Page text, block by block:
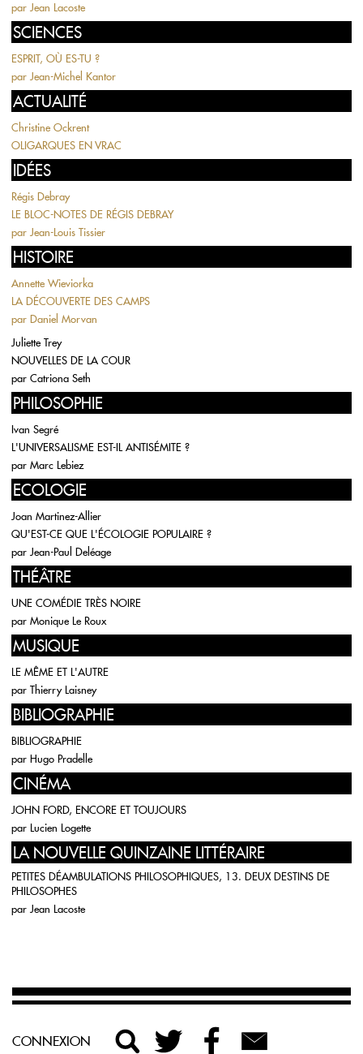
par Jean Lacoste
SCIENCES
ESPRIT, OÙ ES-TU ?
par Jean-Michel Kantor
ACTUALITÉ
Christine Ockrent
OLIGARQUES EN VRAC
IDÉES
Régis Debray
LE BLOC-NOTES DE RÉGIS DEBRAY
par Jean-Louis Tissier
HISTOIRE
Annette Wieviorka
LA DÉCOUVERTE DES CAMPS
par Daniel Morvan
Juliette Trey
NOUVELLES DE LA COUR
par Catriona Seth
PHILOSOPHIE
Ivan Segré
L'UNIVERSALISME EST-IL ANTISÉMITE ?
par Marc Lebiez
ECOLOGIE
Joan Martinez-Allier
QU'EST-CE QUE L'ÉCOLOGIE POPULAIRE ?
par Jean-Paul Deléage
THÉÂTRE
UNE COMÉDIE TRÈS NOIRE
par Monique Le Roux
MUSIQUE
LE MÊME ET L'AUTRE
par Thierry Laisney
BIBLIOGRAPHIE
BIBLIOGRAPHIE
par Hugo Pradelle
CINÉMA
JOHN FORD, ENCORE ET TOUJOURS
par Lucien Logette
LA NOUVELLE QUINZAINE LITTÉRAIRE
PETITES DÉAMBULATIONS PHILOSOPHIQUES, 13. DEUX DESTINS DE
PHILOSOPHES
par Jean Lacoste
CONNEXION